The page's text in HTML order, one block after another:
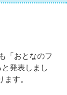
「おとなのフ
発表しまし
す。